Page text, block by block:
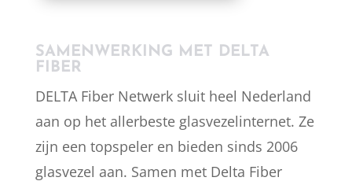
SAMENWERKING MET DELTA
FIBER
DELTA Fiber Netwerk sluit heel Nederland
aan op het allerbeste glasvezelinternet. Ze
zijn een topspeler en bieden sinds 2006
glasvezel aan. Samen met Delta Fiber